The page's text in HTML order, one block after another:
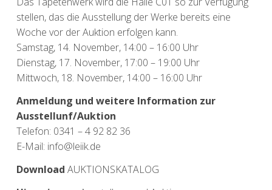
stellen, das die Ausstellung der Werke bereits eine
Woche vor der Auktion erfolgen kann.
Samstag, 14. November, 14:00 – 16:00 Uhr
Dienstag, 17. November, 17:00 – 19:00 Uhr
Mittwoch, 18. November, 14:00 – 16:00 Uhr
Anmeldung und weitere Information zur
Ausstellunf/Auktion
Telefon: 0341 – 4 92 82 36
E-Mail: info@leiik.de
Download AUKTIONSKATALOG